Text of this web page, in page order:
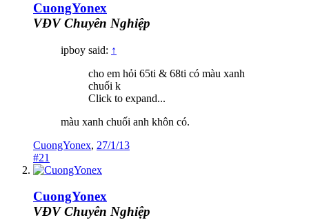
CuongYonex
VĐV Chuyên Nghiệp
ipboy said: ↑
cho em hỏi 65ti & 68ti có màu xanh
chuối k
Click to expand...
màu xanh chuối anh khôn có.
CuongYonex, 27/1/13
#21
CuongYonex
VĐV Chuyên Nghiệp